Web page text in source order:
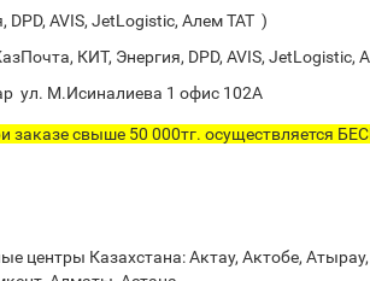
DPD, AVIS, JetLogistic, Алем ТАТ )
КИТ, Энергия, DPD, AVIS, JetLogistic,
Павлодар ул. М.Исиналиева 1 офис
заказе свыше 50 000тг. осуществляется
центры Казахстана: Актау, Актобе,